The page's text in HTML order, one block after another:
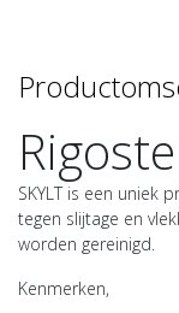
SKYLT is een
tegen slijtage en
worden gereinigd.
Kenmerken,